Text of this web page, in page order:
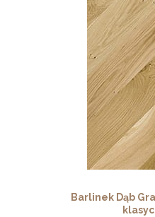
Barlinek Dąb